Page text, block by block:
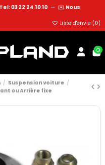
03 22 24 10 10 — ✉️ Nous
Liste d'envie (0)
0
Suspension voiture
ou Arrière fixe